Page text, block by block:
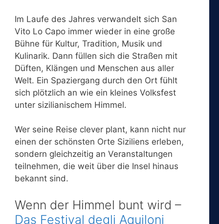
Im Laufe des Jahres verwandelt sich San
Vito Lo Capo immer wieder in eine große
Bühne für Kultur, Tradition, Musik und
Kulinarik. Dann füllen sich die Straßen mit
Düften, Klängen und Menschen aus aller
Welt. Ein Spaziergang durch den Ort fühlt
sich plötzlich an wie ein kleines Volksfest
unter sizilianischem Himmel.
Wer seine Reise clever plant, kann nicht nur
einen der schönsten Orte Siziliens erleben,
sondern gleichzeitig an Veranstaltungen
teilnehmen, die weit über die Insel hinaus
bekannt sind.
Wenn der Himmel bunt wird –
Das Festival degli Aquiloni